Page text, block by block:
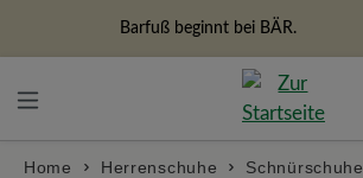
Freiheitspioniere
Home Herrenschuhe Schnürschuhe